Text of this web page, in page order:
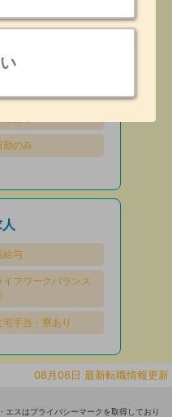
人
勤のみ
給与
イフワークバランス
宅手当・寮あり
08月06日 最新転職情報更新
スはプライバシーマークを取得しており